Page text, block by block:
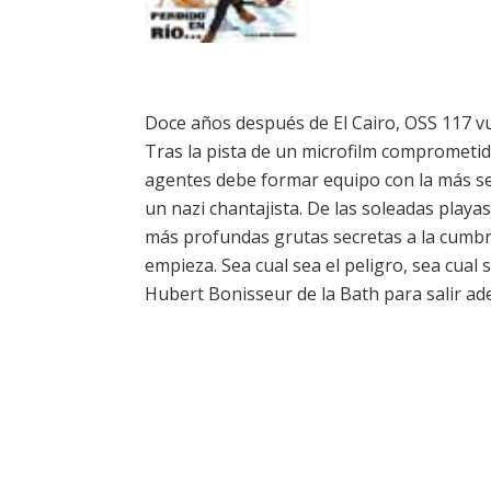
Doce años después de El Cairo, OSS
Tras la pista de un microfilm
agentes debe formar equipo con la más
un nazi chantajista. De las soleadas
más profundas grutas secretas a la
empieza. Sea cual sea el peligro, sea
Hubert Bonisseur de la Bath para salir